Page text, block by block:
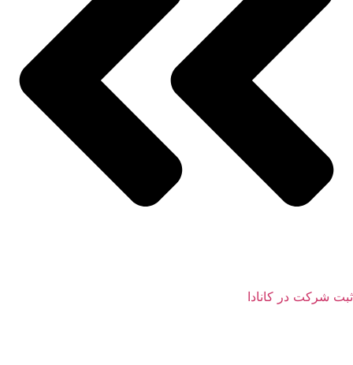
ثبت شرکت در کانادا